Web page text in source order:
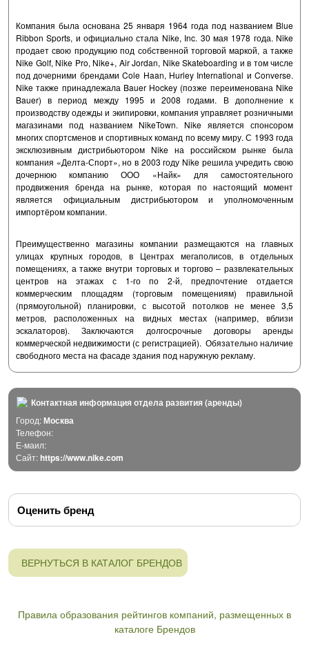
Компания была основана 25 января 1964 года под названием Blue
Ribbon Sports, и официально стала Nike, Inc. 30 мая 1978 года. Nike
продает свою продукцию под собственной торговой маркой, а также
Nike Golf, Nike Pro, Nike+, Air Jordan, Nike Skateboarding и в том числе
под дочерними брендами Cole Haan, Hurley International и Converse.
Nike также принадлежала Bauer Hockey (позже переименована Nike
Bauer) в период между 1995 и 2008 годами. В дополнение к
производству одежды и экипировки, компания управляет розничными
магазинами под названием NikeTown. Nike является спонсором
многих спортсменов и спортивных команд по всему миру. С 1993 года
эксклюзивным дистрибьютором Nike на российском рынке была
компания «Делта-Спорт», но в 2003 году Nike решила учредить свою
дочернюю компанию ООО «Найк» для самостоятельного
продвижения бренда на рынке, которая по настоящий момент
является официальным дистрибьютором и уполномоченным
импортёром компании.
Преимущественно магазины компании размещаются на главных
улицах крупных городов, в Центрах мегаполисов, в отдельных
помещениях, а также внутри торговых и торгово – развлекательных
центров на этажах с 1-го по 2-й, предпочтение отдается
коммерческим площадям (торговым помещениям) правильной
(прямоугольной) планировки, с высотой потолков не менее 3,5
метров, расположенных на видных местах (например, вблизи
эскалаторов). Заключаются долгосрочные договоры аренды
коммерческой недвижимости (с регистрацией). Обязательно наличие
свободного места на фасаде здания под наружную рекламу.
Контактная информация отдела развития (аренды)
Город:Москва
Телефон:
Е-маил:
Сайт:https://www.nike.com
Оценить бренд
ВЕРНУТЬСЯ В КАТАЛОГ БРЕНДОВ
Правила образования рейтингов компаний, размещенных в
каталоге Брендов